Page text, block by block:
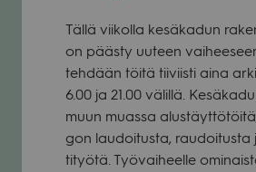
Tällä vii­kolla kesä­ka­dun
on päästy uuteen
teh­dään töitä tii­viisti aina
6.00 ja 21.00 välillä.
muun muassa
gon lau­doi­tusta,
ti­työtä. Työ­vai­heelle